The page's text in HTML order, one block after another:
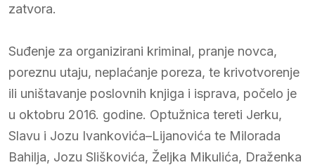
zatvora.
Suđenje za organizirani kriminal, pranje novca,
poreznu utaju, neplaćanje poreza, te krivotvorenje
ili uništavanje poslovnih knjiga i isprava, počelo je
u oktobru 2016. godine. Optužnica tereti Jerku,
Slavu i Jozu Ivankovića–Lijanovića te Milorada
Bahilja, Jozu Sliškovića, Željka Mikulića, Draženka